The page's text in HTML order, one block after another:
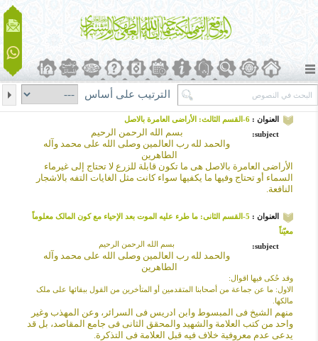
الترتيب على أساس
العنوان : 6-القسم الثالث: الأراضی العامرة بالاصل
subject:
بسم الله الرحمن الرحیم
والحمد لله رب العالمین وصلى الله على محمد وآله
الطاهرین
الأراضی العامرة بالاصل هی ما تکون قابلة للزرع لا تحتاج إلى غیرماء
السماء أو تحتاج وفیها ما یکفیها سواء کانت مثل الغایات التفه بالاشجار
النافعة.
العنوان :
5-القسم الثانی: ما طرء علیه الموت بعد الإحیاء مع کون المالک معلوماً
معیّناً
subject:
بسم الله الرحمن الرحیم
والحمد لله رب العالمین وصلى الله على محمد وآله
الطاهرین
وقد حُکی فیها اقوال:
الاول: ما عن جماعة من أصحابنا المتقدمین أو المتأخرین من القول ببقائها على ملک
مالکها.
منهم الشیخ فی المبسوط وابن ادریس فی السرائر، وعن المهذب وغیر
واحد من کتب العلامة والشهید والمحقق الثانی فی جامع المقاصد، بل قد
یدعی عدم معروفیة خلاف فیه قبل العلامة فی التذکرة.